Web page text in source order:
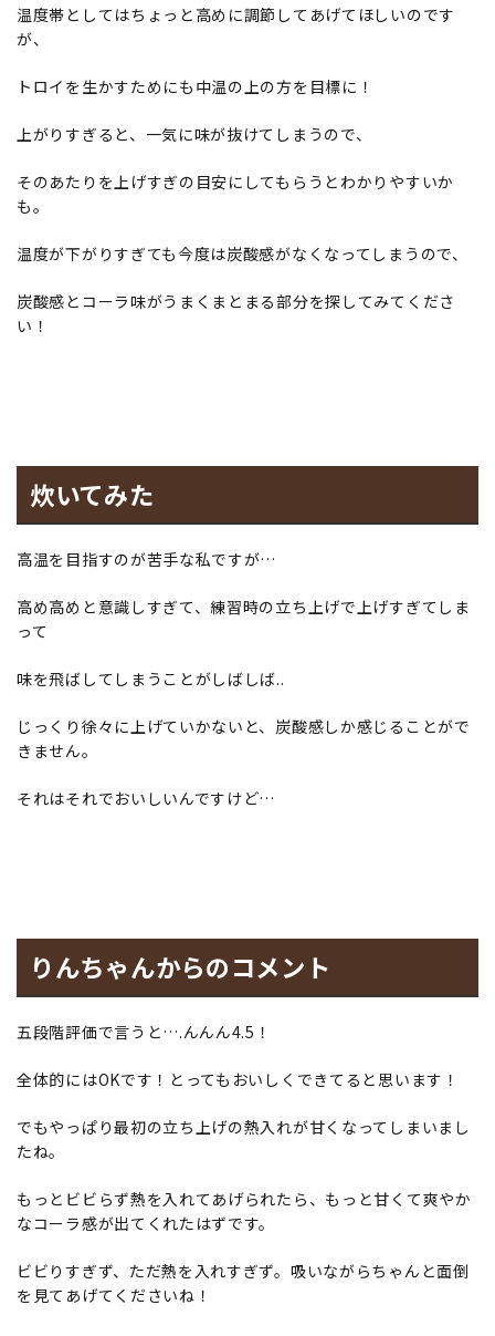
温度帯としてはちょっと高めに調節してあげてほしいのです
が、
トロイを生かすためにも中温の上の方を目標に！
上がりすぎると、一気に味が抜けてしまうので、
そのあたりを上げすぎの目安にしてもらうとわかりやすいか
も。
温度が下がりすぎても今度は炭酸感がなくなってしまうので、
炭酸感とコーラ味がうまくまとまる部分を探してみてくださ
い！
炊いてみた
高温を目指すのが苦手な私ですが…
高め高めと意識しすぎて、練習時の立ち上げで上げすぎてしま
って
味を飛ばしてしまうことがしばしば..
じっくり徐々に上げていかないと、炭酸感しか感じることがで
きません。
それはそれでおいしいんですけど…
りんちゃんからのコメント
五段階評価で言うと….んんん4.5！
全体的にはOKです！とってもおいしくできてると思います！
でもやっぱり最初の立ち上げの熱入れが甘くなってしまいまし
たね。
もっとビビらず熱を入れてあげられたら、もっと甘くて爽やか
なコーラ感が出てくれたはずです。
ビビりすぎず、ただ熱を入れすぎず。吸いながらちゃんと面倒
を見てあげてくださいね！